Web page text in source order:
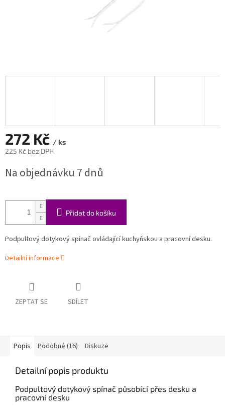
272 Kč / ks
225 Kč bez DPH
cena:
Na objednávku 7 dnů
Přidat do košíku
Podpultový dotykový spínač ovládající kuchyňskou a pracovní desku.
Detailní informace
ZEPTAT SE SDÍLET
Popis Podobné (16) Diskuze
Detailní popis produktu
Podpultový dotykový spínač působící přes desku a
pracovní desku